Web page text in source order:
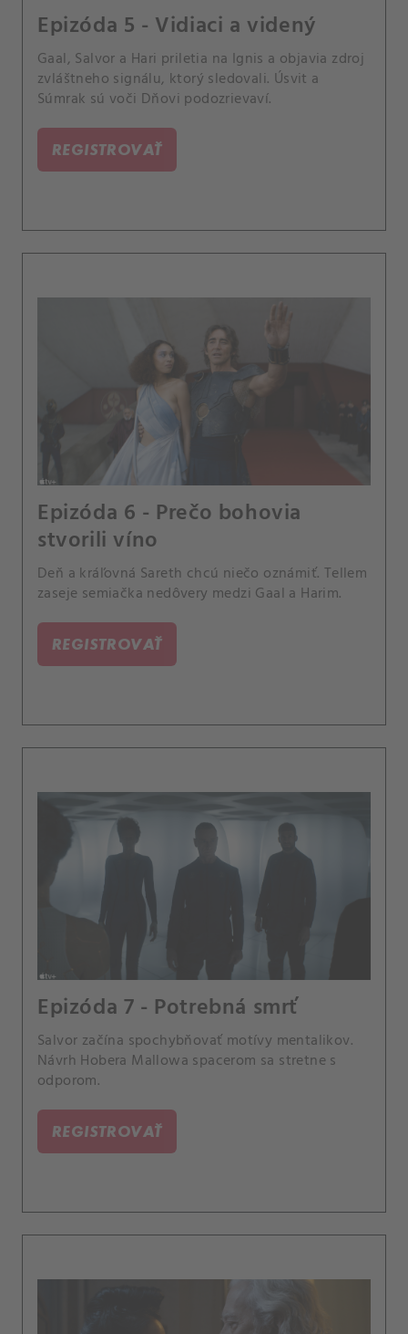
Epizóda 5 - Vidiaci a videný
Gaal, Salvor a Hari priletia na Ignis a objavia zdroj
zvláštneho signálu, ktorý sledovali. Úsvit a
Súmrak sú voči Dňovi podozrievaví.
REGISTROVAŤ
Epizóda 6 - Prečo bohovia
stvorili víno
Deň a kráľovná Sareth chcú niečo oznámiť. Tellem
zaseje semiačka nedôvery medzi Gaal a Harim.
REGISTROVAŤ
Epizóda 7 - Potrebná smrť
Salvor začína spochybňovať motívy mentalikov.
Návrh Hobera Mallowa spacerom sa stretne s
odporom.
REGISTROVAŤ